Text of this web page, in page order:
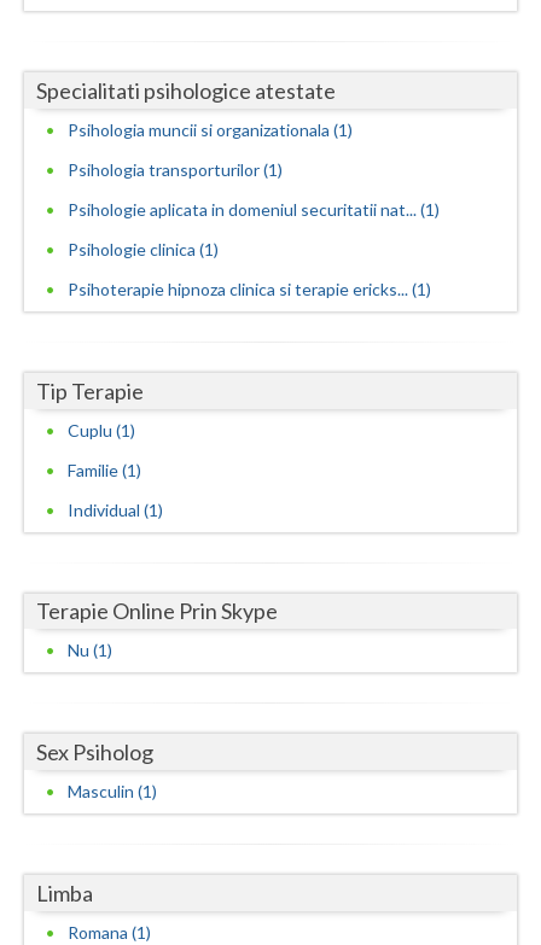
Valcea
Specialitati psihologice atestate
Psihologia muncii si organizationala (1)
Psihologia transporturilor (1)
Psihologie aplicata in domeniul securitatii nat... (1)
Psihologie clinica (1)
Psihoterapie hipnoza clinica si terapie ericks... (1)
Tip Terapie
Cuplu (1)
Familie (1)
Individual (1)
Terapie Online Prin Skype
Nu (1)
Sex Psiholog
Masculin (1)
Limba
Romana (1)